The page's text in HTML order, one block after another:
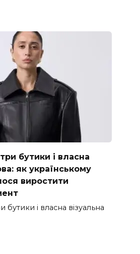
бутики і власна
як українському
виростити
бутики і власна візуальна